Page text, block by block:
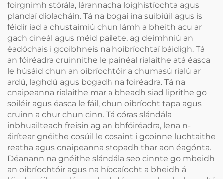
foirgnimh stórála, lárannacha loighistíochta agus
plandaí díolacháin. Tá na bogaí ina suibiúil agus is
féidir iad a chustaimiú chun lámh a bheith acu ar
gach cineál agus méid pailete, ag deimhniú an
éadóchais i gcoibhneis na hoibríochtaí báidigh. Tá
an fóiréadra cruinnithe le painéal rialaithe atá éasca
le húsáid chun an oibríochtóir a chumasú rialú ar
ardú, laghdú agus bogadh na foiréadra. Tá na
cnaipeanna rialaithe mar a bheadh siad liprithe go
soiléir agus éasca le fáil, chun oibríocht tapa agus
cruinn a chur chun cinn. Tá córas slándála
inbhuailteach freisin ag an bhfóiréadra, lena n-
áirítear gnéithe cosúil le cosaint i gcoinne luchtaithe
reatha agus cnaipeanna stopadh thar aon éagónta.
Déanann na gnéithe slándála seo cinnte go mbeidh
an oibríochtóir agus na híocaíocht a bheidh á